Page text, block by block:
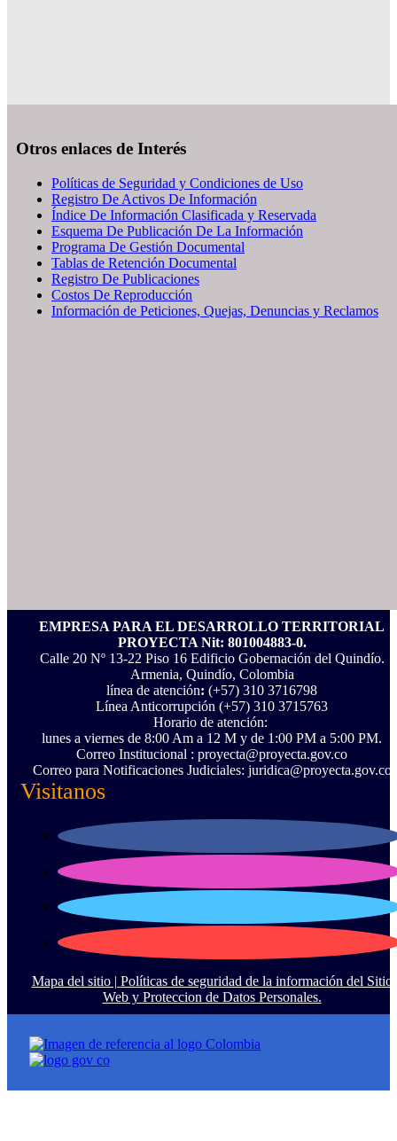
Otros enlaces de Interés
Políticas de Seguridad y Condiciones de Uso
Registro De Activos De Información
Índice De Información Clasificada y Reservada
Esquema De Publicación De La Información
Programa De Gestión Documental
Tablas de Retención Documental
Registro De Publicaciones
Costos De Reproducción
Información de Peticiones, Quejas, Denuncias y Reclamos
EMPRESA PARA EL DESARROLLO TERRITORIAL
PROYECTA Nit: 801004883-0.
Calle 20 Nº 13-22 Piso 16 Edificio Gobernación del Quindío.
Armenia, Quindío, Colombia
línea de atención: (+57) 310 3716798
Línea Anticorrupción ‪(+57) 310 3715763‬
Horario de atención:
lunes a viernes de 8:00 Am a 12 M y de 1:00 PM a 5:00 PM.
Correo Institucional : proyecta@proyecta.gov.co
Correo para Notificaciones Judiciales: juridica@proyecta.gov.co
Visitanos
Mapa del sitio | Políticas de seguridad de la información del Sitio
Web y Proteccion de Datos Personales.